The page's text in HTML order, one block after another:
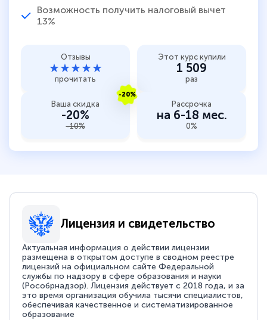
Возможность получить налоговый вычет
13%
Отзывы
★★★★★
прочитать
Этот курс купили
1 509
раз
-20%
Ваша скидка
-20%
-10%
Рассрочка
на 6-18 мес.
0%
Лицензия и свидетельство
Актуальная информация о действии лицензии
размещена в открытом доступе в сводном реестре
лицензий на официальном сайте Федеральной
службы по надзору в сфере образования и науки
(Рособрнадзор). Лицензия действует с 2018 года, и за
это время организация обучила тысячи специалистов,
обеспечивая качественное и систематизированное
образование